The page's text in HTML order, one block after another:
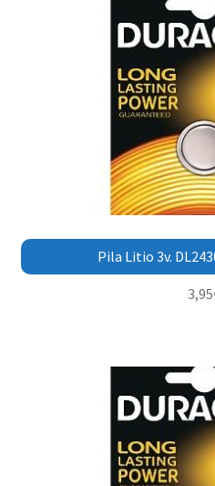
Pila Litio 3v.
3,95